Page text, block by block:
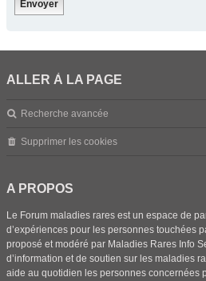
ALLER À LA PAGE
Recherche avancée
Supprimer les cookies
A PROPOS
Le Forum maladies rares est un espace de
d’expériences pour les personnes touchées
proposé et modéré par Maladies Rares Info
d’information et de soutien sur les maladies
aide au quotidien les personnes concernées